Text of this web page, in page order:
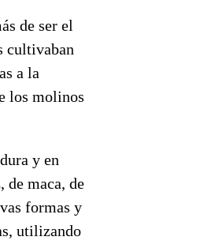
de ser el
cultivaban
a la
los molinos
y en
de maca, de
formas y
utilizando